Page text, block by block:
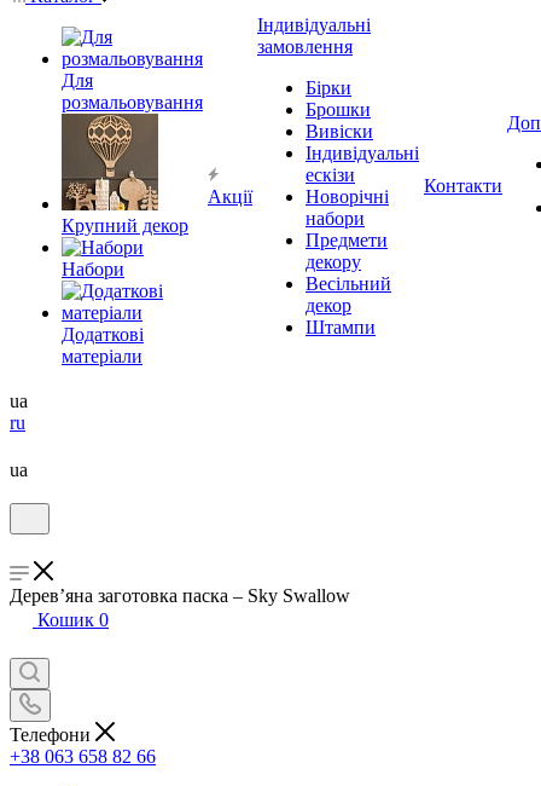
Для
розмальовування
Крупний декор
Набори
Додаткові
матеріали
Акції
Індивідуальні
замовлення
Бірки
Брошки
Вивіски
Індивідуальні
ескізи
Новорічні
набори
Предмети
декору
Весільний
декор
Штампи
Контакти
ua
ru
ua
Дерев’яна заготовка паска – Sky Swallow
Кошик 0
Телефони
+38 063 658 82 66